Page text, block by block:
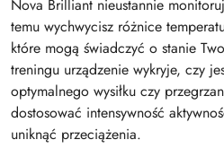
Nova Brilliant nieustannie
temu wychwycisz różnice
które mogą świadczyć o stanie
treningu urządzenie wykryje, czy
optymalnego wysiłku czy
dostosować intensywność
uniknąć przeciążenia.